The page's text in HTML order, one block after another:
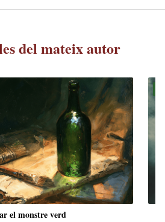
del mateix autor
el monstre verd